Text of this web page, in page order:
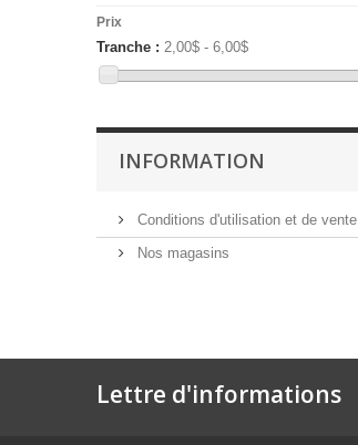
Prix
Tranche : 2,00$ - 6,00$
INFORMATION
Conditions d'utilisation et de vente
Nos magasins
Lettre d'informations